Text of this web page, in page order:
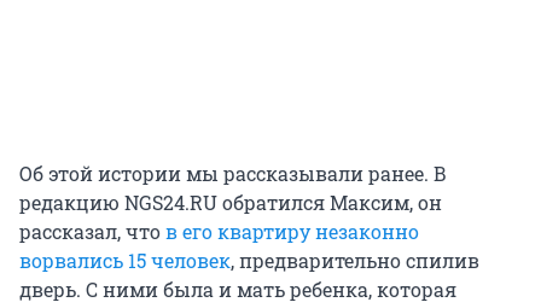
Об этой истории мы рассказывали ранее. В
редакцию NGS24.RU обратился Максим, он
рассказал, чтов его квартиру незаконно
ворвались 15 человек, предварительно спилив
дверь. С ними была и мать ребенка, которая